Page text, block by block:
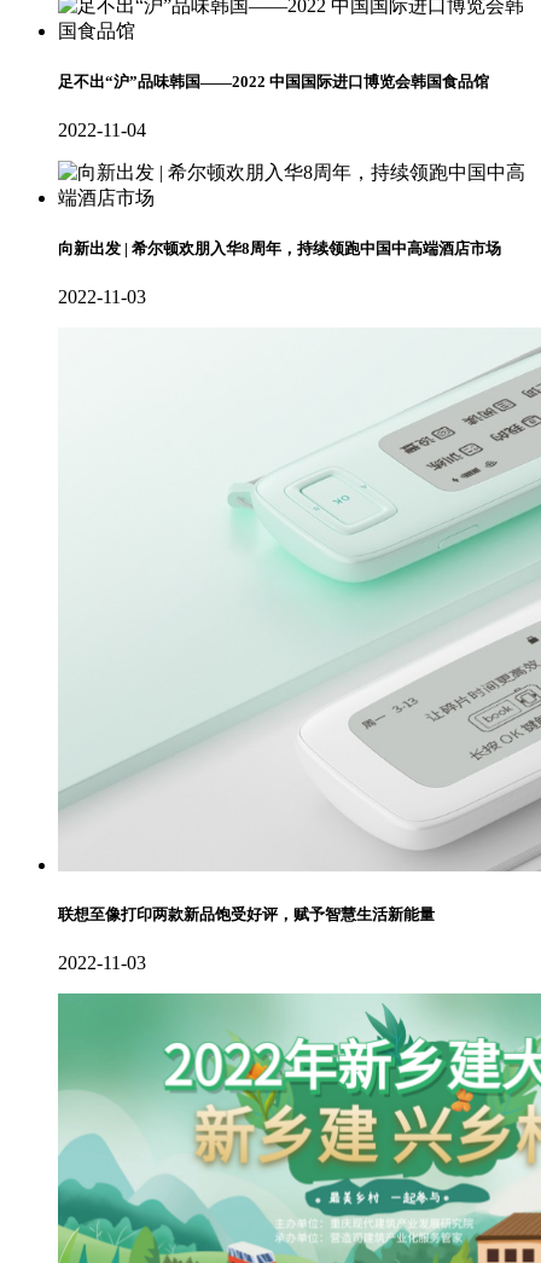
足不出“沪”品味韩国——2022 中国国际进口博览会韩国食品馆
2022-11-04
向新出发 | 希尔顿欢朋入华8周年，持续领跑中国中高端酒店市场
2022-11-03
联想至像打印两款新品饱受好评，赋予智慧生活新能量
2022-11-03